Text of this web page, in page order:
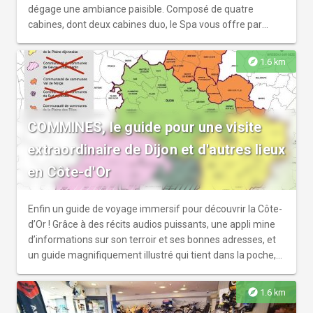
disponible les samedis à 15h. Vous souhaitez poursuivre
votre dégustation avec des mets traditionnels
www.lafineheure.fr (restaurant labelisé Maître
Restaurateur) « L’abus d’alcool est dangereux pour la
santé, consommez avec modération »
dégage une ambiance paisible. Composé de quatre
cabines, dont deux cabines duo, le Spa vous offre par
intérieure chauffée, sauna, hammam et salle de fitness.
explore 1.6 km
COMMINES, le guide pour une visite
extraordinaire de Dijon et d'autres lieux
en Côte-d'Or
Enfin un guide de voyage immersif pour découvrir la Côte-
d’Or ! Grâce à des récits audios puissants, une appli mine
d’informations sur son terroir et ses bonnes adresses, et
un guide magnifiquement illustré qui tient dans la poche,
de l’épopée bourguignonne. Percez tous les mystères de
la ville de Dijon (des héritiers des ducs de Bourgogne à la
explore 1.6 km